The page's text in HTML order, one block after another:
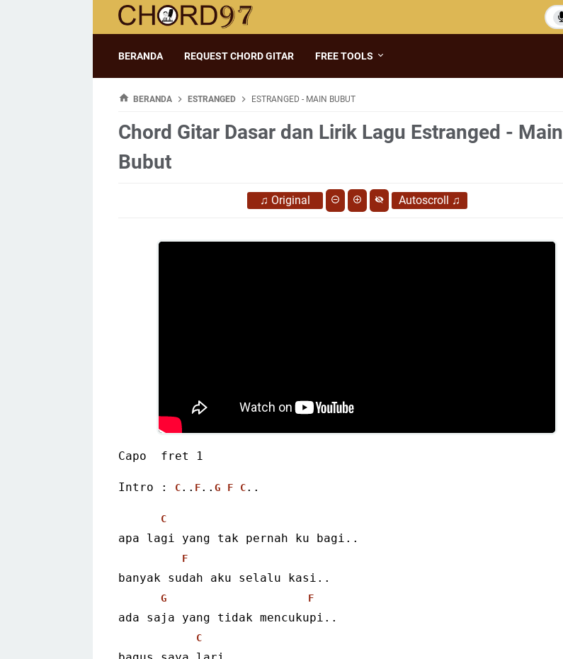
BERANDA REQUEST CHORD GITAR FREE TOOLS
BERANDA ESTRANGED ESTRANGED - MAIN BUBUT
Chord Gitar Dasar dan Lirik Lagu Estranged - Main
Bubut
♫ Original Autoscroll ♫
Capo  fret 1
Intro : C.. F.. G F C..
C
apa lagi yang tak pernah ku bagi..
F
banyak sudah aku selalu kasi..
G F
ada saja yang tidak mencukupi..
C